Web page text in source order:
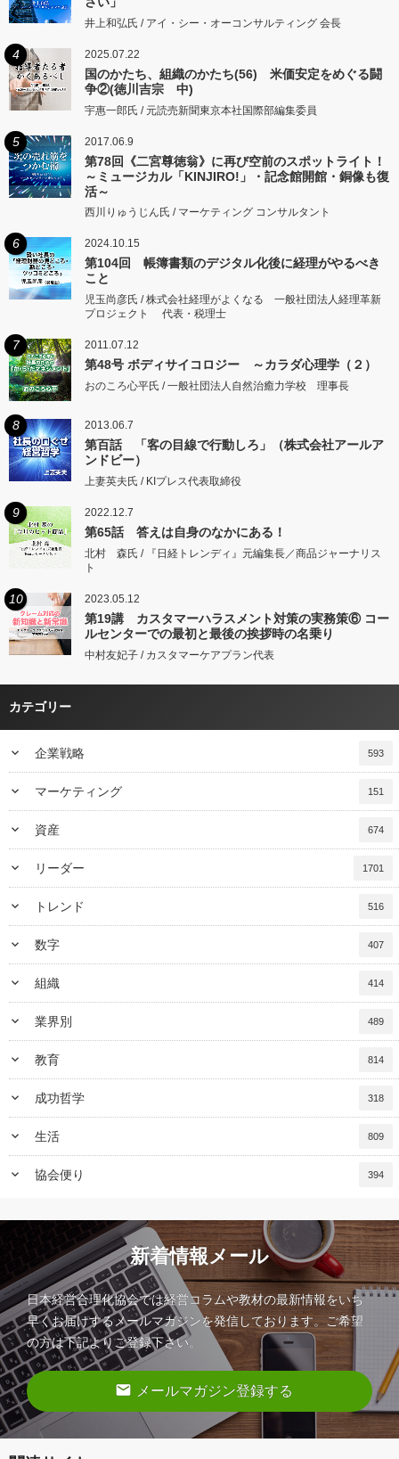
井上和弘氏 / アイ・シー・オーコンサルティング 会長
4 2025.07.22
国のかたち、組織のかたち(56) 米価安定をめぐる闘
争②(徳川吉宗 中)
宇惠一郎氏 / 元読売新聞東京本社国際部編集委員
5 2017.06.9
第78回《二宮尊徳翁》に再び空前のスポットライト！
～ミュージカル「KINJIRO!」・記念館開館・銅像も復
活～
西川りゅうじん氏 / マーケティング コンサルタント
6 2024.10.15
第104回 帳簿書類のデジタル化後に経理がやるべき
こと
児玉尚彦氏 / 株式会社経理がよくなる 一般社団法人経理革新
プロジェクト 代表・税理士
7 2011.07.12
第48号 ボディサイコロジー ～カラダ心理学（２）
おのころ心平氏 / 一般社団法人自然治癒力学校 理事長
8 2013.06.7
第百話 「客の目線で行動しろ」（株式会社アールア
ンドビー）
上妻英夫氏 / KIプレス代表取締役
9 2022.12.7
第65話 答えは自身のなかにある！
北村 森氏 / 『日経トレンディ』元編集長／商品ジャーナリス
ト
10 2023.05.12
第19講 カスタマーハラスメント対策の実務策⑥ コー
ルセンターでの最初と最後の挨拶時の名乗り
中村友妃子 / カスタマーケアプラン代表
カテゴリー
keyboard_arrow_down 企業戦略 593
keyboard_arrow_down マーケティング 151
keyboard_arrow_down 資産 674
keyboard_arrow_down リーダー 1701
keyboard_arrow_down トレンド 516
keyboard_arrow_down 数字 407
keyboard_arrow_down 組織 414
keyboard_arrow_down 業界別 489
keyboard_arrow_down 教育 814
keyboard_arrow_down 成功哲学 318
keyboard_arrow_down 生活 809
keyboard_arrow_down 協会便り 394
新着情報メール
日本経営合理化協会では経営コラムや教材の最新情報をいち
早くお届けするメールマガジンを発信しております。ご希望
の方は下記よりご登録下さい。
email メールマガジン登録する